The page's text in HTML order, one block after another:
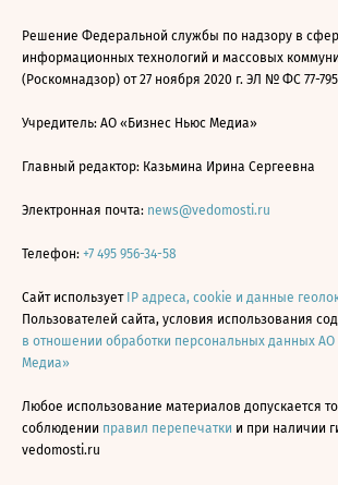
Решение Федеральной службы по надзору в
информационных технологий и массовых
(Роскомнадзор) от 27 ноября 2020 г. ЭЛ № ФС 77-
Учредитель: АО «Бизнес Ньюс Медиа»
Главный редактор: Казьмина Ирина Сергеевна
Электронная почта: news@vedomosti.ru
Телефон: +7 495 956-34-58
Сайт использует IP адреса, cookie и данные
Пользователей сайта, условия использования
в отношении обработки персональных данных АО
Медиа»
Любое использование материалов допускается
соблюдении правил перепечатки и при наличии
vedomosti.ru